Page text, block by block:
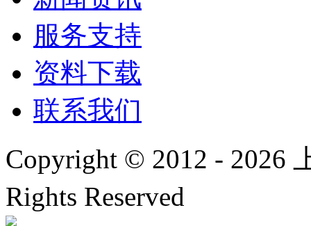
服务支持
资料下载
联系我们
Copyright © 2012 - 2026
Rights Reserved